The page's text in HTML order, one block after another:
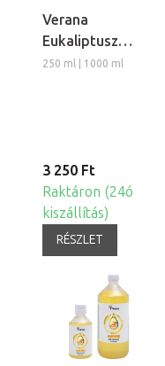
Verana
Eukaliptusz
masszázsolaj
250 ml | 1000 ml
3 250 Ft
Raktáron (24ó
kiszállítás)
RÉSZLET